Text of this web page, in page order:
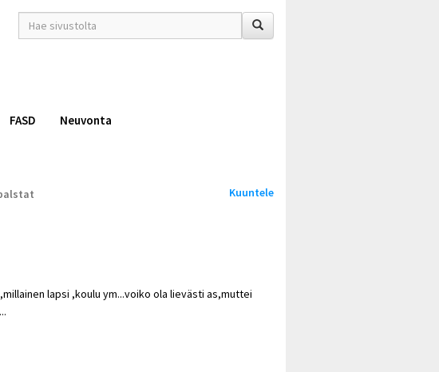
hakusana(t)
*
FASD Neuvonta
Kuuntele
lapsi ,koulu ym...voiko ola lievästi as,muttei